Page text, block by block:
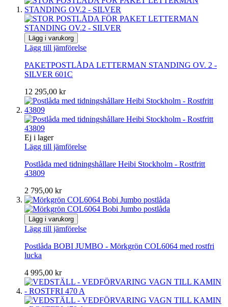
Lägg i varukorg
Lägg till jämförelse
PAKETPOSTLÅDA LETTERMAN STANDING OV. 2 -
SILVER 601C
12 295,00 kr
Ej i lager
Lägg till jämförelse
Postlåda med tidningshållare Heibi Stockholm - Rostfritt
43809
2 795,00 kr
Lägg i varukorg
Lägg till jämförelse
Postlåda BOBI JUMBO - Mörkgrön COL6064 med rostfri
lucka
4 995,00 kr